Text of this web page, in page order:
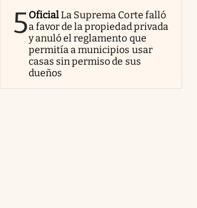
5OficialLa Suprema Corte falló
a favor de la propiedad privada
y anuló el reglamento que
permitía a municipios usar
casas sin permiso de sus
dueños